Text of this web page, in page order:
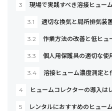
3 現場で実践すべき溶接ヒュー
3.1 適切な換気と局所排気装
3.2 作業方法の改善と低ヒュ
3.3 個人用保護具の適切な使
3.4 溶接ヒューム濃度測定と
4 ヒュームコレクターの導入は
5 レンタルにおすすめのヒュー